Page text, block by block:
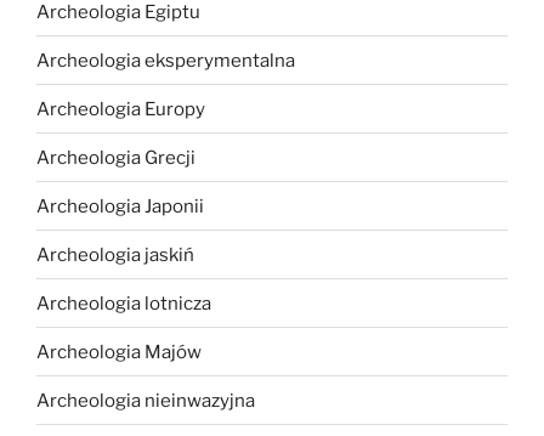
Archeologia Egiptu
Archeologia eksperymentalna
Archeologia Europy
Archeologia Grecji
Archeologia Japonii
Archeologia jaskiń
Archeologia lotnicza
Archeologia Majów
Archeologia nieinwazyjna